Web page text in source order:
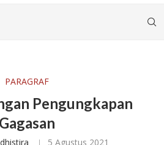
PARAGRAF
Pengungkapan
Gagasan
5 Agustus 2021